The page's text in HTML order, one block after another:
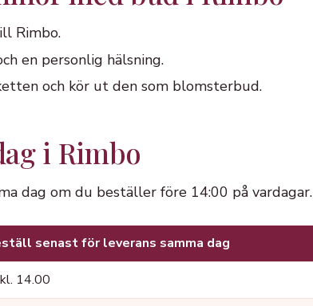
Rimbo.
en personlig hälsning.
och kör ut den som blomsterbud.
i Rimbo
dag om du beställer före 14:00 på vardagar.
senast för leverans samma dag
14.00